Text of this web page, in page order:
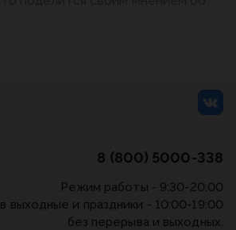
8 (800) 5000-338
Режим работы - 9:30-20:00
в выходные и праздники - 10:00-19:00
без перерыва и выходных.